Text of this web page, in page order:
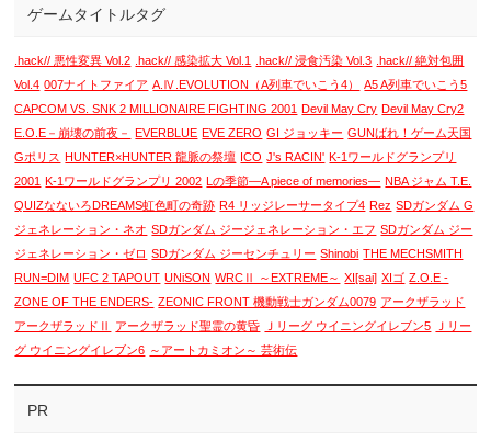
ゲームタイトルタグ
.hack// 悪性変異 Vol.2 .hack// 感染拡大 Vol.1 .hack// 浸食汚染 Vol.3 .hack// 絶対包囲
Vol.4 007ナイトファイア A.Ⅳ.EVOLUTION（A列車でいこう4）
A5 A列車でいこう5
CAPCOM VS. SNK 2 MILLIONAIRE FIGHTING 2001 Devil May Cry Devil May Cry2
E.O.E－崩壊の前夜－
EVERBLUE EVE ZERO GI ジョッキー GUNばれ！ゲーム天国
Gポリス HUNTER×HUNTER 龍脈の祭壇 ICO J's RACIN' K-1ワールドグランプリ
2001 K-1ワールドグランプリ 2002 Lの季節―A piece of memories― NBA ジャム T.E.
QUIZなないろDREAMS虹色町の奇跡 R4 リッジレーサータイプ4 Rez SDガンダム G
ジェネレーション・ネオ SDガンダム ジージェネレーション・エフ SDガンダム ジー
ジェネレーション・ゼロ SDガンダム ジーセンチュリー Shinobi THE MECHSMITH
RUN=DIM UFC 2 TAPOUT UNiSON WRCⅡ ～EXTREME～ XI[sai] XIゴ Z.O.E -
ZONE OF THE ENDERS- ZEONIC FRONT 機動戦士ガンダム0079 アークザラッド
アークザラッドⅡ
アークザラッド聖霊の黄昏 Ｊリーグ ウイニングイレブン5
Ｊリー
グ ウイニングイレブン6 ～アートカミオン～ 芸術伝
PR